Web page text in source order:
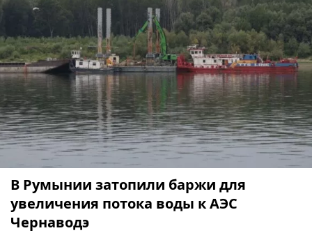
В Румынии затопили баржи для
увеличения потока воды к АЭС
Чернаводэ